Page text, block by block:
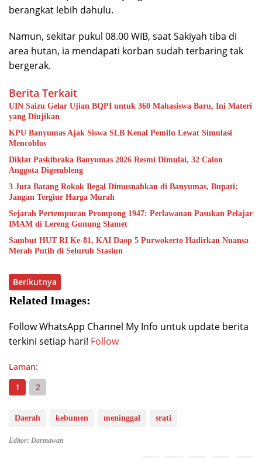
berangkat lebih dahulu.
Namun, sekitar pukul 08.00 WIB, saat Sakiyah tiba di
area hutan, ia mendapati korban sudah terbaring tak
bergerak.
Berita Terkait
UIN Saizu Gelar Ujian BQPI untuk 360 Mahasiswa Baru, Ini Materi
yang Diujikan
KPU Banyumas Ajak Siswa SLB Kenal Pemilu Lewat Simulasi
Mencoblos
Diklat Paskibraka Banyumas 2026 Resmi Dimulai, 32 Calon
Anggota Digembleng
3 Juta Batang Rokok Ilegal Dimusnahkan di Banyumas, Bupati:
Jangan Tergiur Harga Murah
Sejarah Pertempuran Prompong 1947: Perlawanan Pasukan Pelajar
IMAM di Lereng Gunung Slamet
Sambut HUT RI Ke-81, KAI Daop 5 Purwokerto Hadirkan Nuansa
Merah Putih di Seluruh Stasiun
Berikutnya
Related Images:
Follow WhatsApp Channel My Info untuk update berita
terkini setiap hari! Follow
Laman:
1
2
Daerah kebumen meninggal srati
Editor: Darmawan